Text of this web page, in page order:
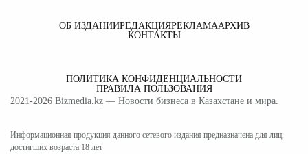
ОБ ИЗДАНИИРЕДАКЦИЯРЕКЛАМААРХИВ
КОНТАКТЫ
ПОЛИТИКА КОНФИДЕНЦИАЛЬНОСТИ
ПРАВИЛА ПОЛЬЗОВАНИЯ
2021-2026 Bizmedia.kz — Новости бизнеса в Казахстане и мира.
Информационная продукция данного сетевого издания предназначена для лиц,
достигших возраста 18 лет